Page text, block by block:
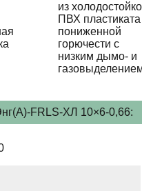
из
ПВХ пластиката
пониженной
горючести с
низким дымо- и
FRLS-ХЛ 10×6-0,66: